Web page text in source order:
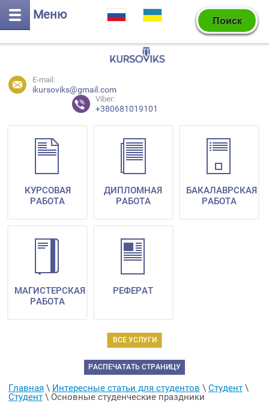
Меню
E-mail:
ikursoviks@gmail.com
Viber:
+380681019101
ВСЕ УСЛУГИ
КУРСОВАЯ
РАБОТА
ДИПЛОМНАЯ
РАБОТА
БАКАЛАВРСКАЯ
РАБОТА
МАГИСТЕРСКАЯ
РАБОТА
РЕФЕРАТ
РАСПЕЧАТАТЬ СТРАНИЦУ
Главная \ Интересные статьи для студентов \ Студент
Студент \ Основные студенческие праздники